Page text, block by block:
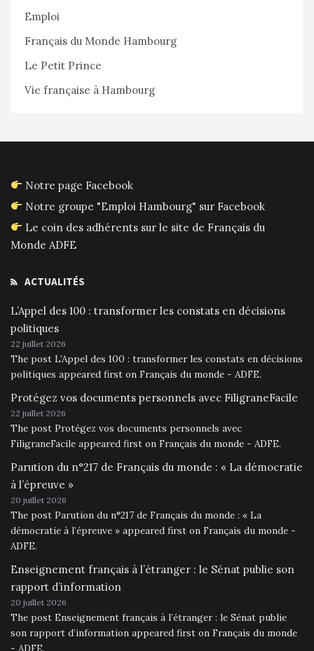
Emploi
Français du Monde Hambourg
Le Petit Prince
Vie française à Hambourg
Notre page Facebook
Notre groupe "Emploi Hambourg" sur Facebook
Le coin des adhérents sur le site de Français du
Monde ADFE
ACTUALITÉS
L’Appel des 100 : transformer les constats en décisions
politiques
22 juillet 2026
The post L’Appel des 100 : transformer les constats en décisions
politiques appeared first on Français du monde - ADFE.
Protégez vos documents personnels avec FiligraneFacile
22 juillet 2026
The post Protégez vos documents personnels avec
FiligraneFacile appeared first on Français du monde - ADFE.
Parution du n°217 de Français du monde : « La démocratie
à l’épreuve »
20 juillet 2026
The post Parution du n°217 de Français du monde : « La
démocratie à l’épreuve » appeared first on Français du monde -
ADFE.
Enseignement français à l’étranger : le Sénat publie son
rapport d’information
20 juillet 2026
The post Enseignement français à l’étranger : le Sénat publie
son rapport d’information appeared first on Français du monde
- ADFE.